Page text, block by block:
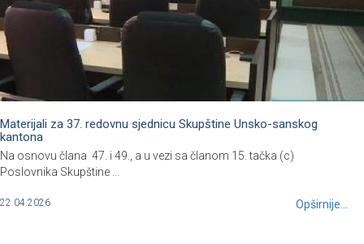
Materijali za 37. redovnu sjednicu Skupštine Unsko-sanskog
kantona
Na osnovu člana 47. i 49., a u vezi sa članom 15. tačka (c)
Poslovnika Skupštine ...
22.04.2026 Opširnije...